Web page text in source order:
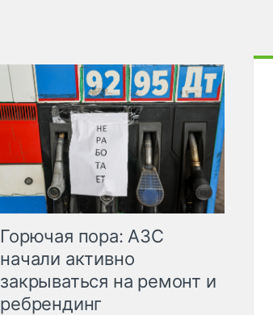
Горючая пора: АЗС
начали активно
закрываться на ремонт и
ребрендинг